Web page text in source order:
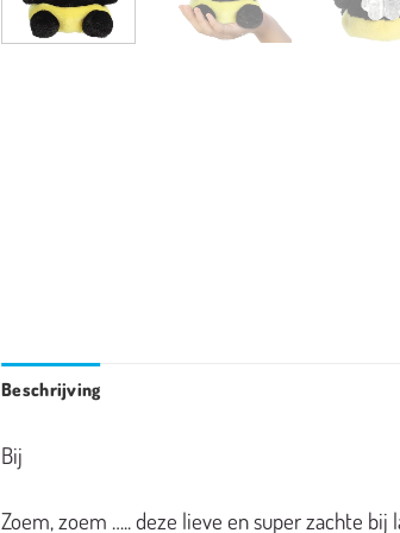
Beschrijving
Bij
Zoem, zoem ….. deze lieve en super zachte bij